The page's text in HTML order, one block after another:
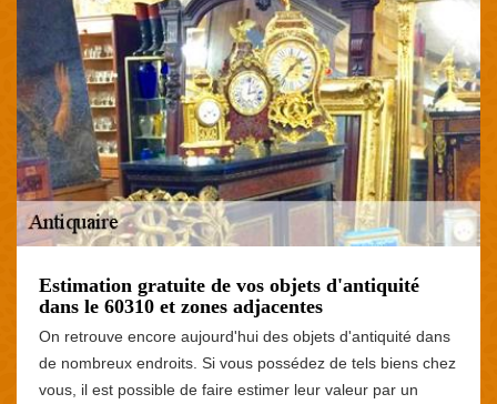
Estimation gratuite de vos objets d'antiquité
dans le 60310 et zones adjacentes
On retrouve encore aujourd'hui des objets d'antiquité dans
de nombreux endroits. Si vous possédez de tels biens chez
vous, il est possible de faire estimer leur valeur par un